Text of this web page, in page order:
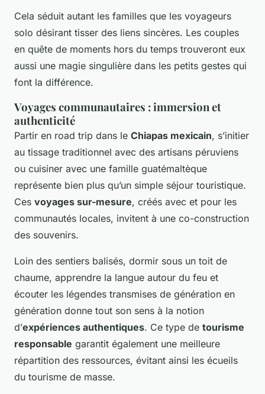
Cela séduit autant les familles que les voyageurs
solo désirant tisser des liens sincères. Les couples
en quête de moments hors du temps trouveront eux
aussi une magie singulière dans les petits gestes qui
font la différence.
Voyages communautaires : immersion et
authenticité
Partir en road trip dans le Chiapas mexicain, s’initier
au tissage traditionnel avec des artisans péruviens
ou cuisiner avec une famille guatémaltèque
représente bien plus qu’un simple séjour touristique.
Ces voyages sur-mesure, créés avec et pour les
communautés locales, invitent à une co-construction
des souvenirs.
Loin des sentiers balisés, dormir sous un toit de
chaume, apprendre la langue autour du feu et
écouter les légendes transmises de génération en
génération donne tout son sens à la notion
d’expériences authentiques. Ce type de tourisme
responsable garantit également une meilleure
répartition des ressources, évitant ainsi les écueils
du tourisme de masse.